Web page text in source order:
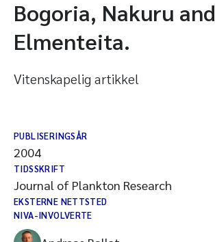
Bogoria, Nakuru and
Elmenteita.
Vitenskapelig artikkel
PUBLISERINGSÅR
2004
TIDSSKRIFT
Journal of Plankton Research
EKSTERNE NETTSTED
NIVA-INVOLVERTE